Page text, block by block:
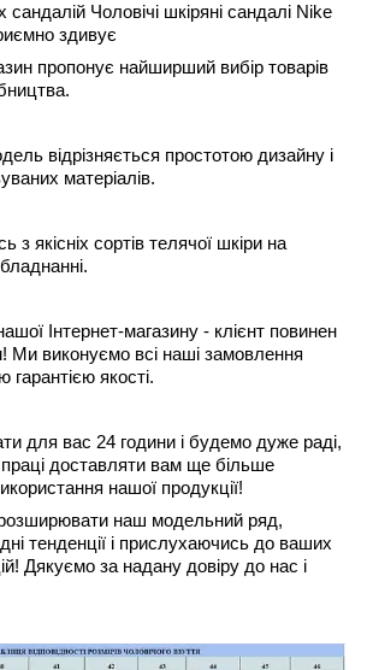
сандалій Чоловічі шкіряні сандалі Nike
здивує
пропонує найширший вибір товарів
відрізняється простотою дизайну і
матеріалів.
з якісніх сортів телячої шкіри на
Інтернет-магазину - клієнт повинен
Ми виконуємо всі наші замовлення
гарантією якості.
для вас 24 години і будемо дуже раді,
доставляти вам ще більше
нашої продукції!
наш модельний ряд,
тенденції і прислухаючись до ваших
Дякуємо за надану довіру до нас і